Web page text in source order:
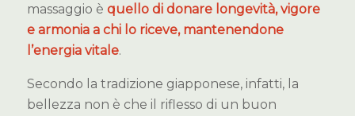
massaggio è quello di donare longevità, vigore
e armonia a chi lo riceve, mantenendone
l’energia vitale.
Secondo la tradizione giapponese, infatti, la
bellezza non è che il riflesso di un buon